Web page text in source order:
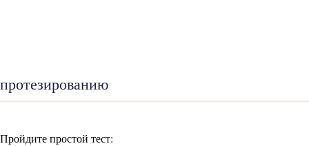
протезированию
Пройдите простой тест: